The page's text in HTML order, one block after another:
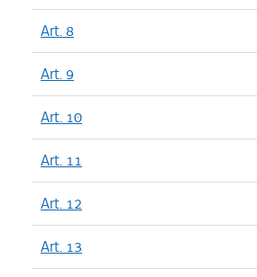
Art. 8
Art. 9
Art. 10
Art. 11
Art. 12
Art. 13